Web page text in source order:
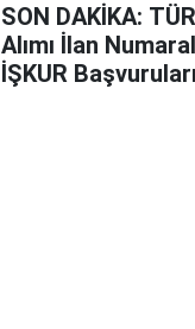
SON DAKİKA:
Alımı İlan
İŞKUR